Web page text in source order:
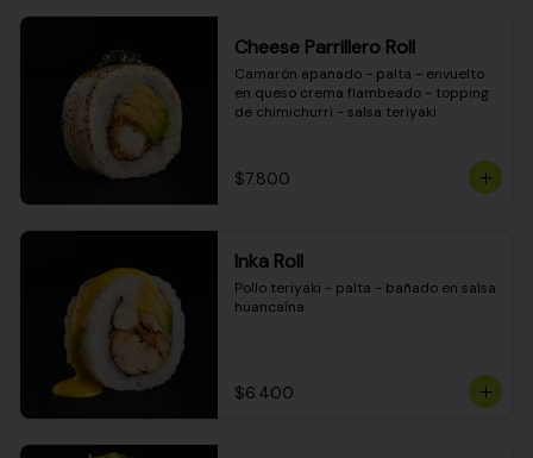
Cheese Parrillero Roll
Camarón apanado - palta - envuelto
en queso crema flambeado - topping
de chimichurri - salsa teriyaki
$7.800
Inka Roll
Pollo teriyaki - palta - bañado en salsa
huancaína
$6.400